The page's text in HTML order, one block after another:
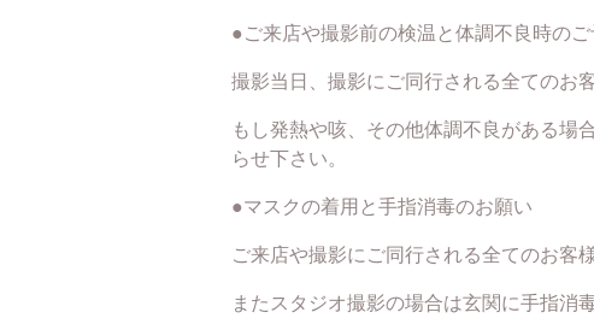
●ご来店や撮影前の検温と体調不良時の
撮影当日、撮影にご同行される全てのお
もし発熱や咳、その他体調不良がある場
らせ下さい。
●マスクの着用と手指消毒のお願い
ご来店や撮影にご同行される全てのお客
またスタジオ撮影の場合は玄関に手指消